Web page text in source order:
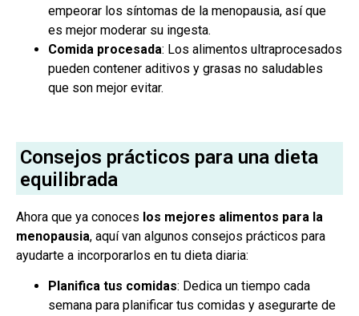
empeorar los síntomas de la menopausia, así que
es mejor moderar su ingesta.
Comida procesada: Los alimentos ultraprocesados
pueden contener aditivos y grasas no saludables
que son mejor evitar.
Consejos prácticos para una dieta
equilibrada
Ahora que ya conoces los mejores alimentos para la
menopausia, aquí van algunos consejos prácticos para
ayudarte a incorporarlos en tu dieta diaria:
Planifica tus comidas: Dedica un tiempo cada
semana para planificar tus comidas y asegurarte de